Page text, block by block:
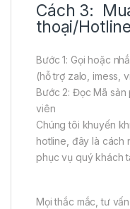
Cách 3:
thoại/
Bước 1: Gọi hoặc
(hỗ trợ zalo, imess,
Bước 2: Đọc Mã sản
viên
Chúng tôi khuyến
hotline, đây là cách
phục vụ quý khách
Mọi thắc mắc, tư